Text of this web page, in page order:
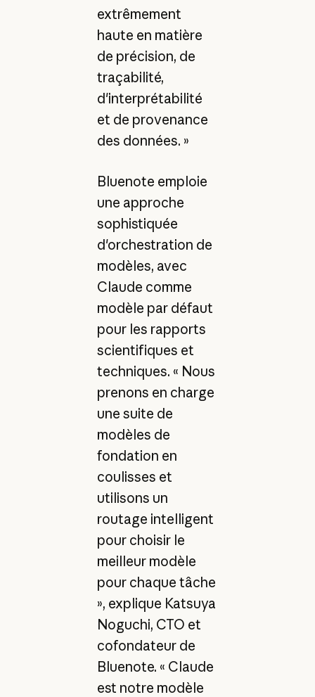
extrêmement
haute en matière
de précision, de
traçabilité,
d'interprétabilité
et de provenance
des données. »
Bluenote emploie
une approche
sophistiquée
d'orchestration de
modèles, avec
Claude comme
modèle par défaut
pour les rapports
scientifiques et
techniques. « Nous
prenons en charge
une suite de
modèles de
fondation en
coulisses et
utilisons un
routage intelligent
pour choisir le
meilleur modèle
pour chaque tâche
», explique Katsuya
Noguchi, CTO et
cofondateur de
Bluenote. « Claude
est notre modèle